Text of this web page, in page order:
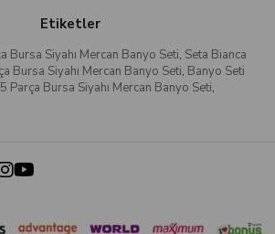
Etiketler
Bursa Siyahı Mercan Banyo Seti, Seta Bianca
Bursa Siyahı Mercan Banyo Seti, Banyo Seti
Parça Bursa Siyahı Mercan Banyo Seti,